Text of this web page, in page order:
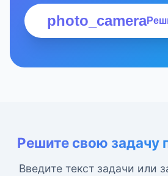
photo_camera
Решите свою задачу
Введите текст задачи или